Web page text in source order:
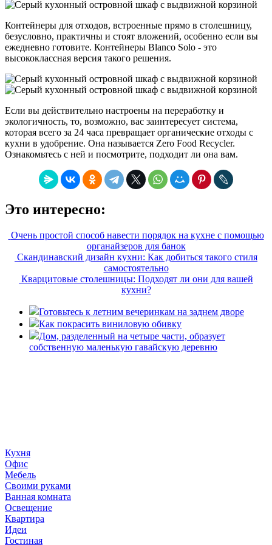
Контейнеры для отходов, встроенные прямо в столешницу,
безусловно, практичны и стоят вложений, особенно если вы
ежедневно готовите. Контейнеры Blanco Solo - это
высококлассная версия такого решения.
Если вы действительно настроены на переработку и
экологичность, то, возможно, вас заинтересует система,
которая всего за 24 часа превращает органические отходы с
кухни в удобрение. Она называется Zero Food Recycler.
Ознакомьтесь с ней и посмотрите, подходит ли она вам.
Это интересно:
Очень простой способ навести порядок на кухне с помощью
органайзеров для банок
Скандинавский дизайн кухни: Как добиться такого стиля
самостоятельно
Кварцитовые столешницы: Подходят ли они для вашей
кухни?
Готовьтесь к летним вечеринкам на заднем дворе
Как покрасить виниловую обивку
Дом, разделенный на четыре части, образует
собственную маленькую гавайскую деревню
Кухня
Офис
Мебель
Своими руками
Ванная комната
Освещение
Квартира
Идеи
Гостиная